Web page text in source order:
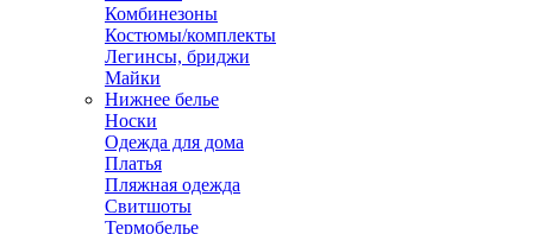
Комбинезоны
Костюмы/комплекты
Легинсы, бриджи
Майки
Нижнее белье
Носки
Одежда для дома
Платья
Пляжная одежда
Свитшоты
Термобелье